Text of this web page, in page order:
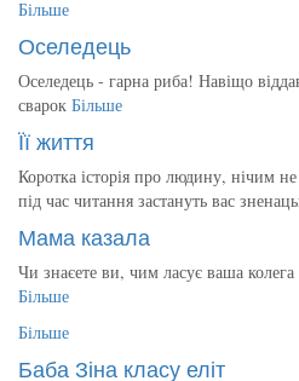
Більше
Оселедець
Оселедець - гарна риба! Навіщо
сварок Більше
Її життя
Коротка історія про людину, нічим
під час читання застануть вас
Мама казала
Чи знаєете ви, чим ласує ваша колега
Більше
Більше
Баба Зіна класу еліт